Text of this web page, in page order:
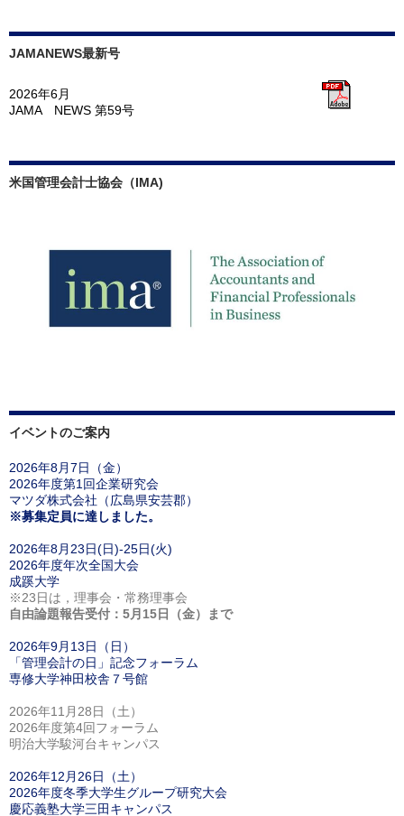
JAMANEWS最新号
2026年6月
JAMA NEWS 第59号
米国管理会計士協会（IMA)
イベントのご案内
2026年8月7日（金）
2026年度第1回企業研究会
マツダ株式会社（広島県安芸郡）
※募集定員に達しました。
2026年8月23日(日)-25日(火)
2026年度年次全国大会
成蹊大学
※23日は，理事会・常務理事会
自由論題報告受付：5月15日（金）まで
2026年9月13日（日）
「管理会計の日」記念フォーラム
専修大学神田校舎７号館
2026年11月28日（土）
2026年度第4回フォーラム
明治大学駿河台キャンパス
2026年12月26日（土）
2026年度冬季大学生グループ研究大会
慶応義塾大学三田キャンパス